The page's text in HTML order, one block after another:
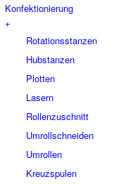
Konfektionierung
+
Rotationsstanzen
Hubstanzen
Plotten
Lasern
Rollenzuschnitt
Umrollschneiden
Umrollen
Kreuzspulen